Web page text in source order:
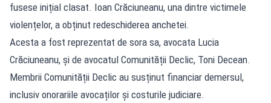
fusese inițial clasat. Ioan Crăciuneanu, una dintre victimele
violențelor, a obținut redeschiderea anchetei.
Acesta a fost reprezentat de sora sa, avocata Lucia
Crăciuneanu, și de avocatul Comunității Declic, Toni Decean.
Membrii Comunității Declic au susținut financiar demersul,
inclusiv onorariile avocaților și costurile judiciare.